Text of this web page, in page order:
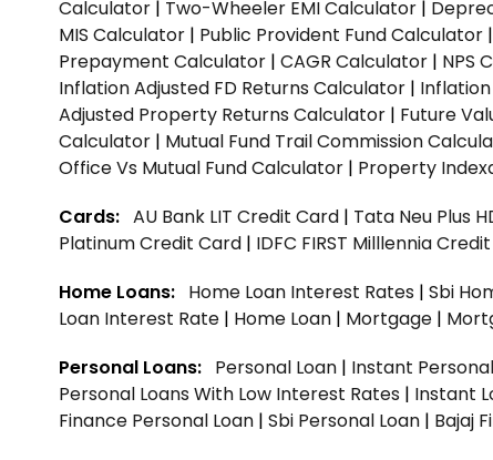
Calculator | Two-Wheeler EMI Calculator |
MIS Calculator | Public Provident Fund Calculator |
Prepayment Calculator | CAGR Calculator | NPS
Inflation Adjusted FD Returns Calculator |
Adjusted Property Returns Calculator | Future
Calculator | Mutual Fund Trail Commission
Office Vs Mutual Fund Calculator | Property
Cards: AU Bank LIT Credit Card | Tata Neu Plus
Platinum Credit Card | IDFC FIRST Milllennia
Home Loans: Home Loan Interest Rates | Sbi
Loan Interest Rate | Home Loan | Mortgage |
Personal Loans: Personal Loan | Instant
Personal Loans With Low Interest Rates | Instant
Finance Personal Loan | Sbi Personal Loan | Bajaj